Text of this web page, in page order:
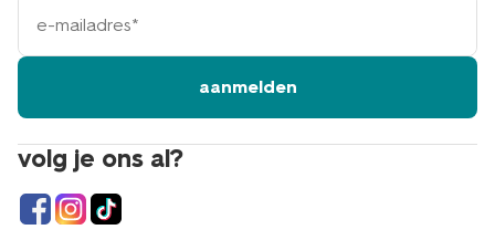
volg je ons al?
mailadres
aanmelden